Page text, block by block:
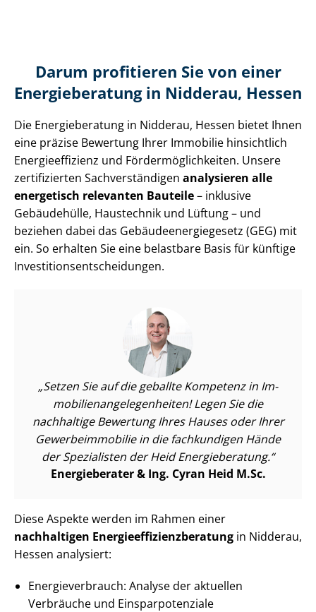
Darum profitieren Sie von einer
Energieberatung in Nidderau, Hessen
Die Energieberatung in Nidderau, Hessen bietet Ihnen
eine präzise Bewertung Ihrer Immobilie hinsichtlich
En­er­gie­ef­fi­zi­enz und För­der­mög­lich­kei­ten. Unsere
zertifizierten Sach­ver­stän­di­gen analysieren alle
energetisch relevanten Bauteile– inklusive
Gebäudehülle, Haustechnik und Lüftung – und
beziehen dabei das Ge­bäu­de­en­er­gie­ge­setz (GEG) mit
ein. So erhalten Sie eine belastbare Basis für künftige
In­ves­ti­ti­ons­ent­schei­dun­gen.
Setzen Sie auf die geballte Kompetenz in Im­
mo­bi­li­en­an­ge­le­gen­hei­ten! Legen Sie die
nachhaltige Bewertung Ihres Hauses oder Ihrer
Ge­wer­be­im­mo­bi­lie in die fachkundigen Hände
der Spezialisten der Heid Energieberatung.
Energieberater & Ing. Cyran Heid M.Sc.
Diese Aspekte werden im Rahmen einer
nachhaltigen En­er­gie­ef­fi­zi­enz­be­ra­tung in Nidderau,
Hessen analysiert:
En­er­gie­ver­brauch: Analyse der aktuellen
Verbräuche und Ein­spar­po­ten­zia­le